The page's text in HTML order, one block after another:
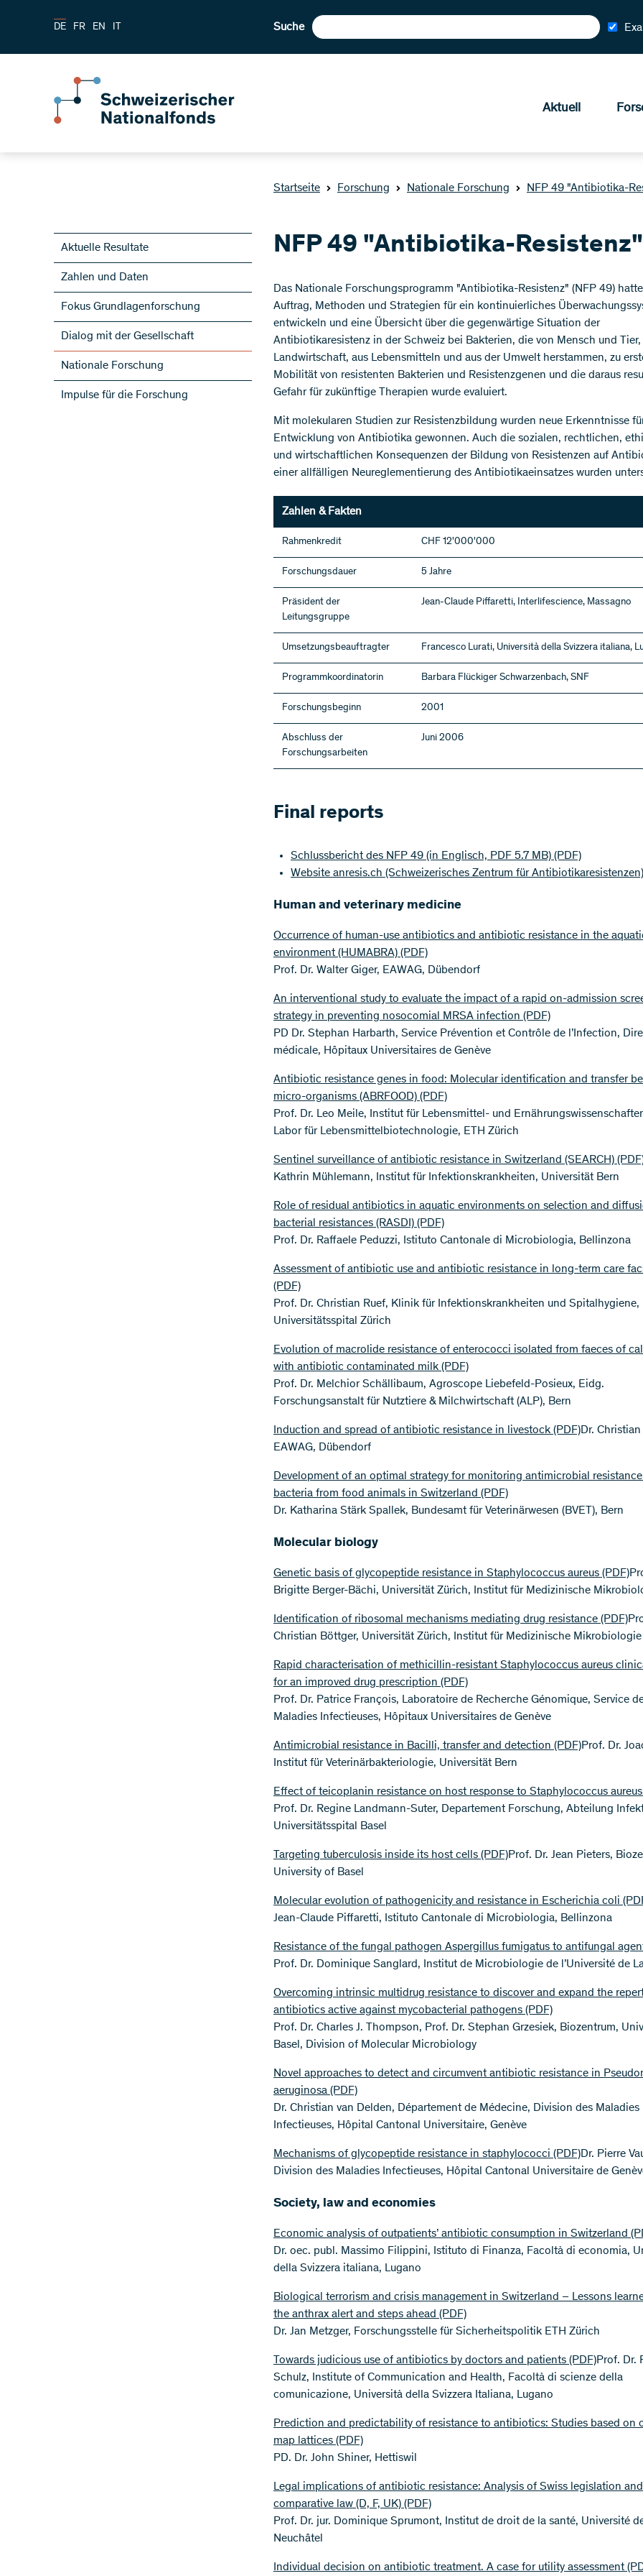
DE FR EN IT Suche
Aktuell
Startseite Forschung Nationale Forschung NFP 49 "Antibiotika-
Aktuelle Resultate
Zahlen und Daten
Fokus Grundlagenforschung
Dialog mit der Gesellschaft
Nationale Forschung
Impulse für die Forschung
NFP 49 "Antibiotika-Resistenz"
Das Nationale Forschungsprogramm "Antibiotika-Resistenz" (NFP 49)
Auftrag, Methoden und Strategien für ein kontinuierliches
entwickeln und eine Übersicht über die gegenwärtige Situation der
Antibiotikaresistenz in der Schweiz bei Bakterien, die von Mensch und Tier,
Landwirtschaft, aus Lebensmitteln und aus der Umwelt herstammen, zu
Mobilität von resistenten Bakterien und Resistenzgenen und die daraus
Gefahr für zukünftige Therapien wurde evaluiert.
Mit molekularen Studien zur Resistenzbildung wurden neue Erkenntnisse
Entwicklung von Antibiotika gewonnen. Auch die sozialen, rechtlichen,
und wirtschaftlichen Konsequenzen der Bildung von Resistenzen auf
einer allfälligen Neureglementierung des Antibiotikaeinsatzes wurden
Zahlen & Fakten
Rahmenkredit CHF 12'000'000
Forschungsdauer 5 Jahre
Präsident der
Leitungsgruppe
Jean-Claude Piffaretti, Interlifescience, Massagno
Umsetzungsbeauftragter Francesco Lurati, Università della Svizzera italiana,
Programmkoordinatorin Barbara Flückiger Schwarzenbach, SNF
Forschungsbeginn 2001
Abschluss der
Forschungsarbeiten
Juni 2006
Final reports
Schlussbericht des NFP 49 (in Englisch, PDF 5.7 MB) (PDF)
Website anresis.ch (Schweizerisches Zentrum für Antibiotikaresistenzen)
Human and veterinary medicine
Occurrence of human-use antibiotics and antibiotic resistance in the
environment (HUMABRA) (PDF)
Prof. Dr. Walter Giger, EAWAG, Dübendorf
An interventional study to evaluate the impact of a rapid on-admission
strategy in preventing nosocomial MRSA infection (PDF)
PD Dr. Stephan Harbarth, Service Prévention et Contrôle de l’Infection,
médicale, Hôpitaux Universitaires de Genève
Antibiotic resistance genes in food: Molecular identification and transfer
micro-organisms (ABRFOOD) (PDF)
Prof. Dr. Leo Meile, Institut für Lebensmittel- und
Labor für Lebensmittelbiotechnologie, ETH Zürich
Sentinel surveillance of antibiotic resistance in Switzerland (SEARCH)
Kathrin Mühlemann, Institut für Infektionskrankheiten, Universität Bern
Role of residual antibiotics in aquatic environments on selection and
bacterial resistances (RASDI) (PDF)
Prof. Dr. Raffaele Peduzzi, Istituto Cantonale di Microbiologia, Bellinzona
Assessment of antibiotic use and antibiotic resistance in long-term care
(PDF)
Prof. Dr. Christian Ruef, Klinik für Infektionskrankheiten und Spitalhygiene,
Universitätsspital Zürich
Evolution of macrolide resistance of enterococci isolated from faeces of
with antibiotic contaminated milk (PDF)
Prof. Dr. Melchior Schällibaum, Agroscope Liebefeld-Posieux, Eidg.
Forschungsanstalt für Nutztiere & Milchwirtschaft (ALP), Bern
Induction and spread of antibiotic resistance in livestock (PDF)Dr.
EAWAG, Dübendorf
Development of an optimal strategy for monitoring antimicrobial
bacteria from food animals in Switzerland (PDF)
Dr. Katharina Stärk Spallek, Bundesamt für Veterinärwesen (BVET), Bern
Molecular biology
Genetic basis of glycopeptide resistance in Staphylococcus aureus (PDF)
Brigitte Berger-Bächi, Universität Zürich, Institut für Medizinische
Identification of ribosomal mechanisms mediating drug resistance (PDF)
Christian Böttger, Universität Zürich, Institut für Medizinische Mikrobiologie
Rapid characterisation of methicillin-resistant Staphylococcus aureus
for an improved drug prescription (PDF)
Prof. Dr. Patrice François, Laboratoire de Recherche Génomique, Service
Maladies Infectieuses, Hôpitaux Universitaires de Genève
Antimicrobial resistance in Bacilli, transfer and detection (PDF)Prof. Dr.
Institut für Veterinärbakteriologie, Universität Bern
Effect of teicoplanin resistance on host response to Staphylococcus aureus
Prof. Dr. Regine Landmann-Suter, Departement Forschung, Abteilung
Universitätsspital Basel
Targeting tuberculosis inside its host cells (PDF)Prof. Dr. Jean Pieters,
University of Basel
Molecular evolution of pathogenicity and resistance in Escherichia coli
Jean-Claude Piffaretti, Istituto Cantonale di Microbiologia, Bellinzona
Resistance of the fungal pathogen Aspergillus fumigatus to antifungal
Prof. Dr. Dominique Sanglard, Institut de Microbiologie de l’Université de
Overcoming intrinsic multidrug resistance to discover and expand the
antibiotics active against mycobacterial pathogens (PDF)
Prof. Dr. Charles J. Thompson, Prof. Dr. Stephan Grzesiek, Biozentrum,
Basel, Division of Molecular Microbiology
Novel approaches to detect and circumvent antibiotic resistance in
aeruginosa (PDF)
Dr. Christian van Delden, Département de Médecine, Division des Maladies
Infectieuses, Hôpital Cantonal Universitaire, Genève
Mechanisms of glycopeptide resistance in staphylococci (PDF)Dr. Pierre
Division des Maladies Infectieuses, Hôpital Cantonal Universitaire de
Society, law and economies
Economic analysis of outpatients’ antibiotic consumption in Switzerland
Dr. oec. publ. Massimo Filippini, Istituto di Finanza, Facoltà di economia,
della Svizzera italiana, Lugano
Biological terrorism and crisis management in Switzerland – Lessons
the anthrax alert and steps ahead (PDF)
Dr. Jan Metzger, Forschungsstelle für Sicherheitspolitik ETH Zürich
Towards judicious use of antibiotics by doctors and patients (PDF)Prof. Dr.
Schulz, Institute of Communication and Health, Facoltà di scienze della
comunicazione, Università della Svizzera Italiana, Lugano
Prediction and predictability of resistance to antibiotics: Studies based on
map lattices (PDF)
PD. Dr. John Shiner, Hettiswil
Legal implications of antibiotic resistance: Analysis of Swiss legislation and
comparative law (D, F, UK) (PDF)
Prof. Dr. jur. Dominique Sprumont, Institut de droit de la santé, Université
Neuchâtel
Individual decision on antibiotic treatment. A case for utility assessment